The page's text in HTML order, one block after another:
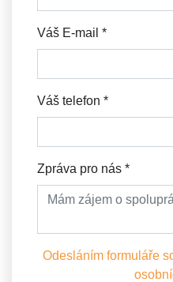
Váš E-mail *
Váš telefon *
Zpráva pro nás *
Odesláním formuláře